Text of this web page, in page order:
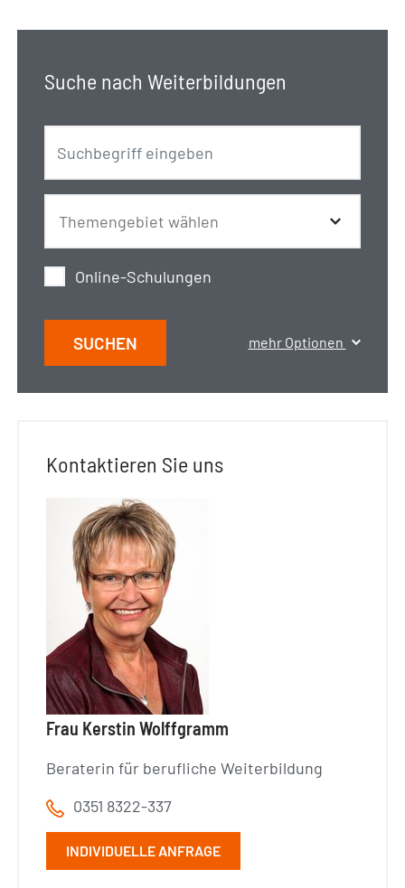
Suche nach Weiterbildungen
Online-Schulungen
SUCHEN mehr Optionen
Kontaktieren Sie uns
Frau Kerstin Wolffgramm
Beraterin für berufliche Weiterbildung
0351 8322-337
INDIVIDUELLE ANFRAGE